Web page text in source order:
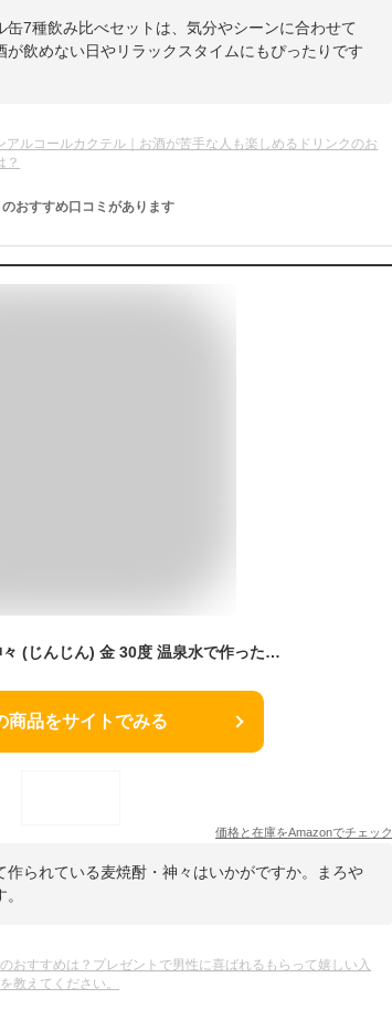
7種飲み比べセットは、気分やシーンに合わせて
飲めない日やリラックスタイムにもぴったりです
アルコールカクテル｜お酒が苦手な人も楽しめるドリンクのお
？
のおすすめ口コミがあります
新年会 麦焼酎 大分 神々 (じんじん) 金 30度 温泉水で作った焼酎 720ml 贈り物 お祝い
商品をサイトでみる
価格と在庫をAmazonでチェック
られている麦焼酎・神々はいかがですか。まろや
おすすめは？プレゼントで男性に喜ばれるもらって嬉しい入
教えてください。